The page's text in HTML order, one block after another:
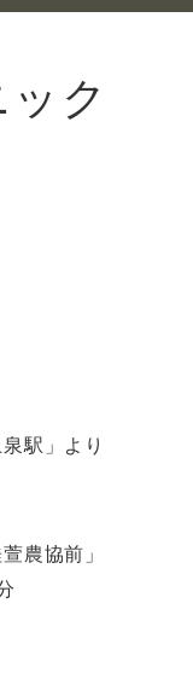
ク
駅」より
農協前」